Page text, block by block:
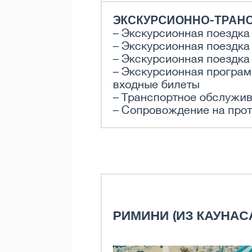
ЭКСКУРСИОННО-
– Экскурсионная
– Экскурсионная
– Экскурсионная
– Экскурсионная
входные билеты
– Транспортное
– Сопровождение на
РИМИНИ (ИЗ